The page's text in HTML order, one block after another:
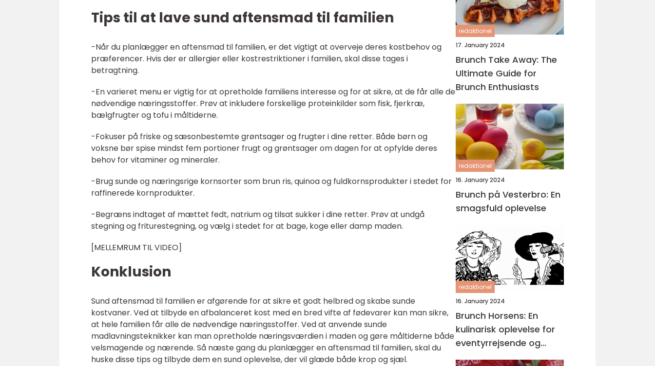
Tips til at lave sund aftensmad til familien
-Når du planlægger en aftensmad til familien, er det vigtigt at overveje deres kostbehov og
præferencer. Hvis der er allergier eller kostrestriktioner i familien, skal disse tages i
betragtning.
-En varieret menu er vigtig for at opretholde familiens interesse og for at sikre, at de får alle de
nødvendige næringsstoffer. Prøv at inkludere forskellige proteinkilder som fisk, fjerkræ,
bælgfrugter og tofu i måltiderne.
-Fokuser på friske og sæsonbestemte grøntsager og frugter i dine retter. Både børn og
voksne bør spise mindst fem portioner frugt og grøntsager om dagen for at opfylde deres
behov for vitaminer og mineraler.
-Brug sunde og næringsrige kornsorter som brun ris, quinoa og fuldkornsprodukter i stedet for
raffinerede kornprodukter.
-Begræns indtaget af mættet fedt, natrium og tilsat sukker i dine retter. Prøv at undgå
stegning og friturestegning, og vælg i stedet for at bage, koge eller damp maden.
[MELLEMRUM TIL VIDEO]
Konklusion
Sund aftensmad til familien er afgørende for at sikre et godt helbred og skabe sunde
kostvaner. Ved at tilbyde en afbalanceret kost med en bred vifte af fødevarer kan man sikre,
at hele familien får alle de nødvendige næringsstoffer. Ved at anvende sunde
madlavningsteknikker kan man opretholde næringsværdien i maden og gøre måltiderne både
velsmagende og nærende. Så næste gang du planlægger en aftensmad til familien, skal du
huske disse tips og tilbyde dem en sund oplevelse, der vil glæde både krop og sjæl.
redaktionel
17. January 2024
Brunch Take Away: The
Ultimate Guide for
Brunch Enthusiasts
redaktionel
16. January 2024
Brunch på Vesterbro: En
smagsfuld oplevelse
redaktionel
16. January 2024
Brunch Horsens: En
kulinarisk oplevelse for
eventyrrejsende og
backpackere